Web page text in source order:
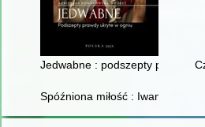
Jedwabne : podszepty prawdy
Spóźniona miłość : Iwan